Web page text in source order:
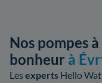
Nos pompes
bonheur à
Les experts Hello